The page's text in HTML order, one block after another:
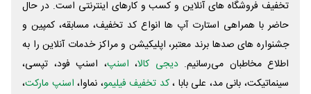
تخفیف فروشگاه های آنلاین و کسب و‌ کارهای اینترنتی است. در حال
حاضر با همراهی استارت آپ ها انواع کد تخفیف، مسابقه، کمپین و
جشنواره های صدها برند معتبر، اپلیکیشن و مراکز خدمات آنلاین را به
اطلاع مخاطبان می‌رسانیم. دیجی کالا، اسنپ، اسنپ فود، تپسی،
سینماتیکت، بانی مد، علی‌ بابا ،کد تخفیف فیلیمو، نماوا، اسنپ مارکت،